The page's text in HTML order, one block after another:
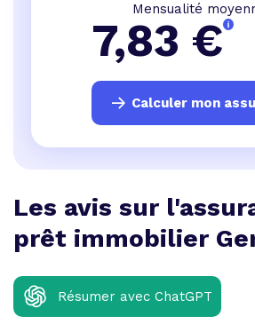
Mensualité
7,83 €
Calculer mon
Les avis sur
prêt immobilier
Résumer avec ChatGPT